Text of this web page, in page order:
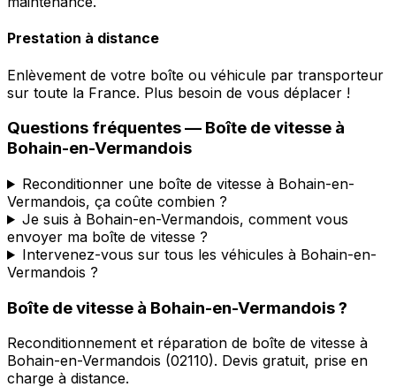
Prestation à distance
Enlèvement de votre boîte ou véhicule par transporteur
sur toute la France. Plus besoin de vous déplacer !
Questions fréquentes — Boîte de vitesse à
Bohain-en-Vermandois
Reconditionner une boîte de vitesse à Bohain-en-
Vermandois, ça coûte combien ?
Je suis à Bohain-en-Vermandois, comment vous
envoyer ma boîte de vitesse ?
Intervenez-vous sur tous les véhicules à Bohain-en-
Vermandois ?
Boîte de vitesse à Bohain-en-Vermandois?
Reconditionnement et réparation de boîte de vitesse à
Bohain-en-Vermandois (02110). Devis gratuit, prise en
charge à distance.